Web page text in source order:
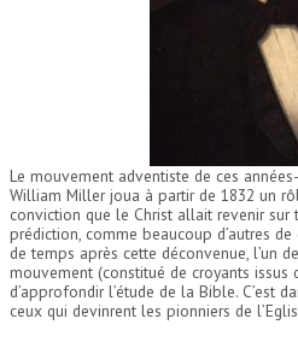
Le mouvement adventiste de ces
William Miller joua à partir de 1832 un
conviction que le Christ allait revenir sur
prédiction, comme beaucoup d’autres de
de temps après cette déconvenue, l’un
mouvement (constitué de croyants issus
d’approfondir l’étude de la Bible. C’est
ceux qui devinrent les pionniers de